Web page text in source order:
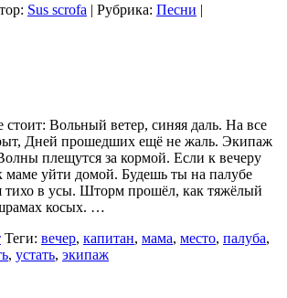
Sus scrofa | Рубрика: Песни |
стоит: Вольный ветер, синяя даль. На все
Дней прошедших ещё не жаль. Экипаж
плещутся за кормой. Если к вечеру
уйти домой. Будешь ты на палубе
тихо в усы. Шторм прошёл, как тяжёлый
косых. …
Теги: вечер, капитан, мама, место, палуба,
, устать, экипаж